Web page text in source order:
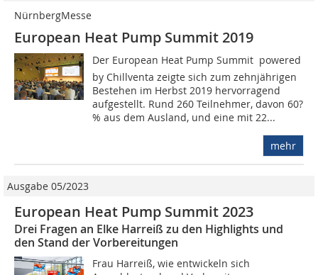
NürnbergMesse
European Heat Pump Summit 2019
Der European Heat Pump Summit  powered
by Chillventa zeigte sich zum zehnjährigen
Bestehen im Herbst 2019 hervorragend
aufgestellt. Rund 260 Teilnehmer, davon 60?
% aus dem Ausland, und eine mit 22...
mehr
Ausgabe 05/2023
European Heat Pump Summit 2023
Drei Fragen an Elke Harreiß zu den Highlights und
den Stand der Vorbereitungen
Frau Harreiß, wie entwickeln sich